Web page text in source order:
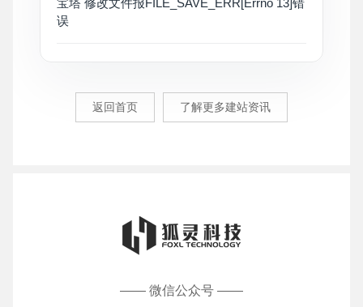
宝塔 修改文件报FILE_SAVE_ERR[Errno 13]错
误
返回首页 了解更多建站资讯
—— 微信公众号 ——